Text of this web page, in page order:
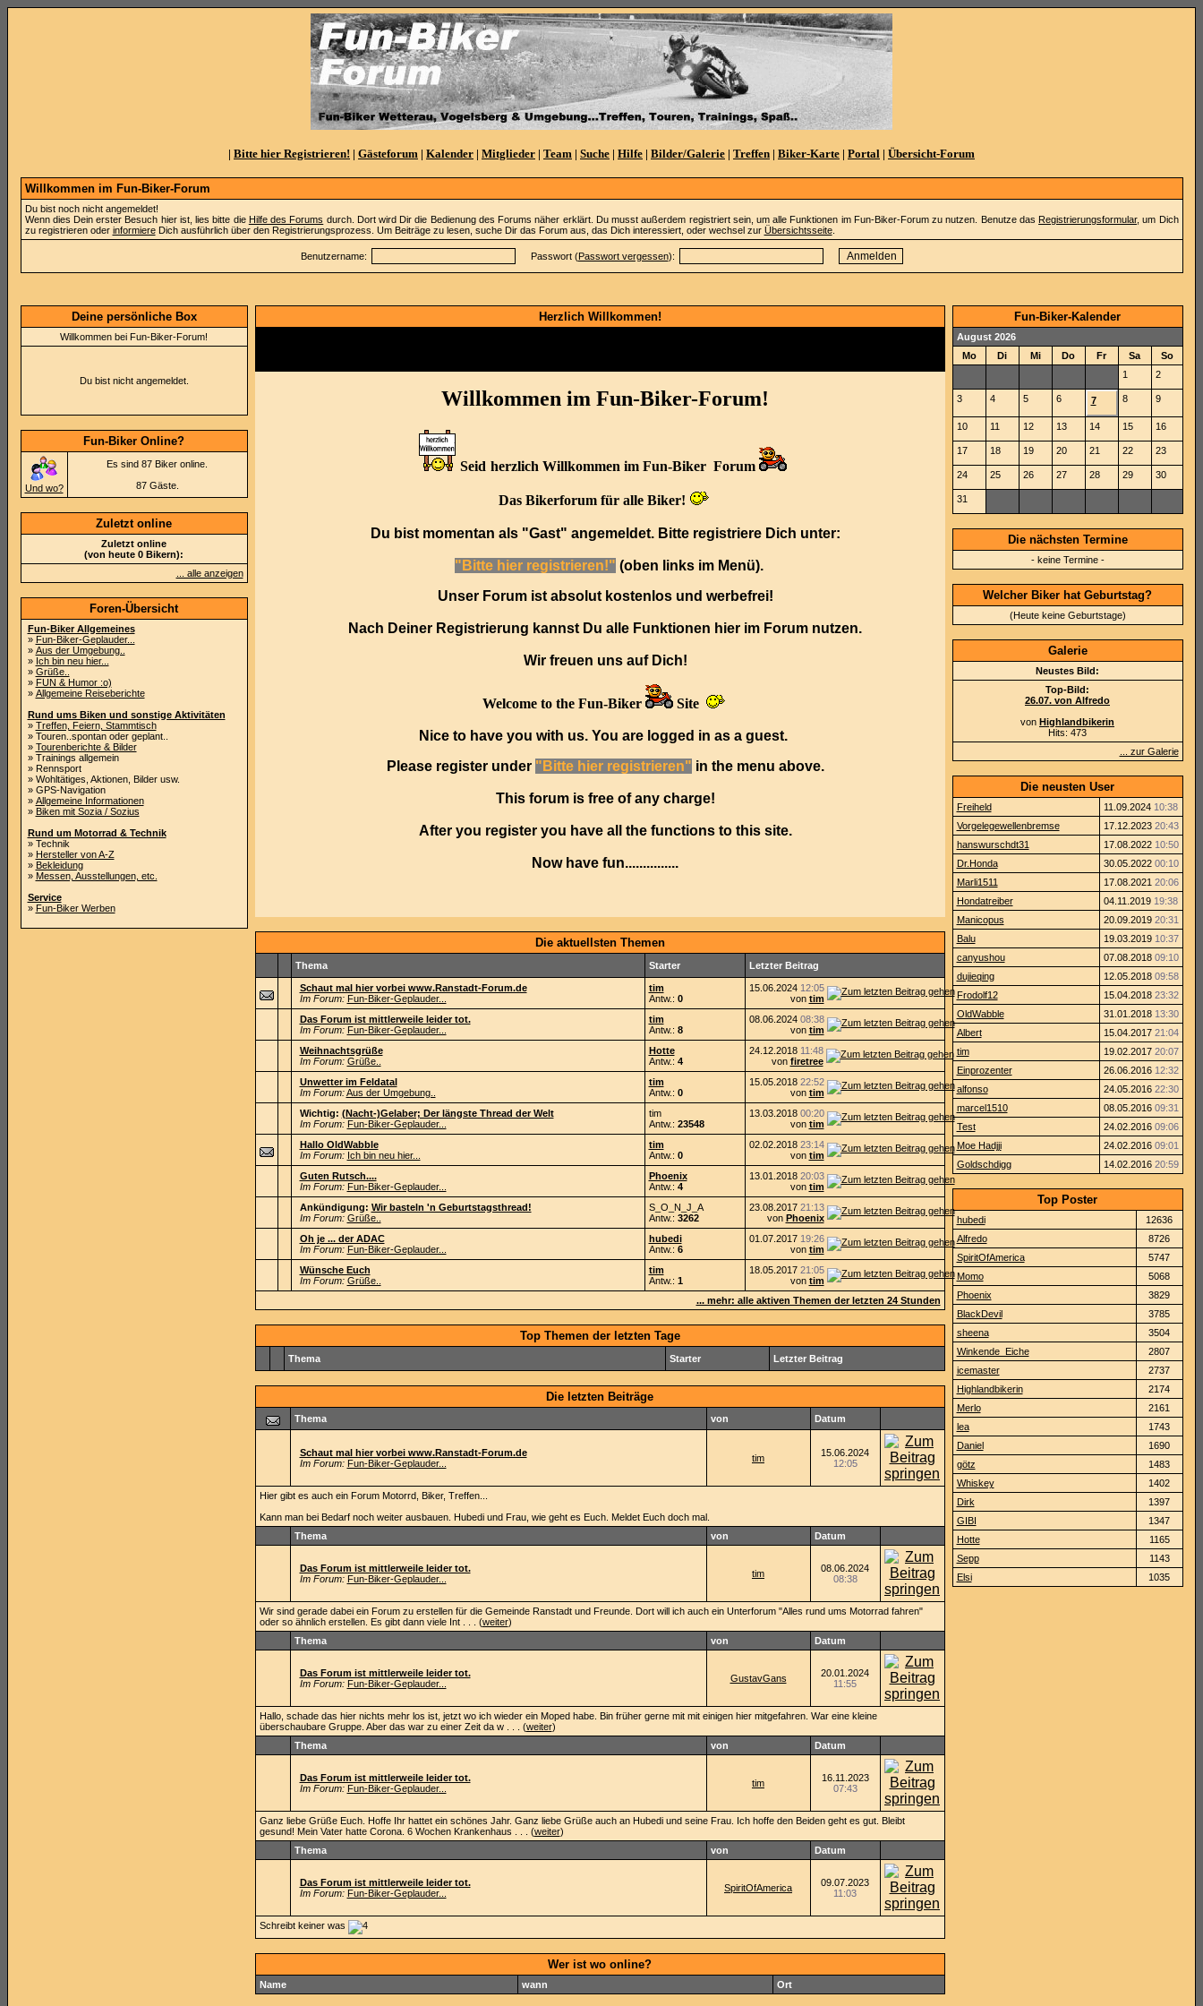
| Bitte hier Registrieren! | Gästeforum | Kalender | Mitglieder | Team | Suche | Hilfe | Bilder/Galerie | Treffen | Biker-Karte | Portal | Übersicht-Forum
Willkommen im Fun-Biker-Forum
Du bist noch nicht angemeldet!
Wenn dies Dein erster Besuch hier ist, lies bitte die Hilfe des Forums durch. Dort wird Dir die Bedienung des Forums näher erklärt. Du musst außerdem registriert sein, um alle Funktionen im Fun-Biker-Forum zu nutzen. Benutze dasRegistrierungsformular, um Dich
zu registrieren oder informiereDich ausführlich über den Registrierungsprozess. Um Beiträge zu lesen, suche Dir das Forum aus, das Dich interessiert, oder wechsel zur Übersichtsseite.
Benutzername: Passwort (Passwort vergessen):
Deine persönliche Box
Willkommen bei Fun-Biker-Forum!
Du bist nicht angemeldet.
Fun-Biker Online?
Und wo?
Es sind 87 Biker online.
87 Gäste.
Zuletzt online
Zuletzt online
(von heute 0 Bikern):
... alle anzeigen
Foren-Übersicht
Fun-Biker Allgemeines
» Fun-Biker-Geplauder...
» Aus der Umgebung..
» Ich bin neu hier...
» Grüße..
» FUN & Humor :o)
» Allgemeine Reiseberichte
Rund ums Biken und sonstige Aktivitäten
» Treffen, Feiern, Stammtisch
» Touren..spontan oder geplant..
» Tourenberichte & Bilder
» Trainings allgemein
» Rennsport
» Wohltätiges, Aktionen, Bilder usw.
» GPS-Navigation
» Allgemeine Informationen
» Biken mit Sozia / Sozius
Rund um Motorrad & Technik
» Technik
» Hersteller von A-Z
» Bekleidung
» Messen, Ausstellungen, etc.
Service
» Fun-Biker Werben
Herzlich Willkommen!
Willkommen im Fun-Biker-Forum!
Seid herzlich Willkommen im Fun-Biker Forum
Das Bikerforum für alle Biker!
Du bist momentan als "Gast" angemeldet. Bitte registriere Dich unter:
"Bitte hier registrieren!" (oben links im Menü).
Unser Forum ist absolut kostenlos und werbefrei!
Nach Deiner Registrierung kannst Du alle Funktionen hier im Forum nutzen.
Wir freuen uns auf Dich!
Welcome to the Fun-Biker Site
Nice to have you with us. You are logged in as a guest.
Please register under "Bitte hier registrieren" in the menu above.
This forum is free of any charge!
After you register you have all the functions to this site.
Now have fun...............
Die aktuellsten Themen
Thema Starter Letzter Beitrag
Schaut mal hier vorbei www.Ranstadt-Forum.de
Im Forum: Fun-Biker-Geplauder...
tim
Antw.: 0
15.06.2024 12:05
von tim
Das Forum ist mittlerweile leider tot.
Im Forum: Fun-Biker-Geplauder...
tim
Antw.: 8
08.06.2024 08:38
von tim
Weihnachtsgrüße
Im Forum: Grüße..
Hotte
Antw.: 4
24.12.2018 11:48
von firetree
Unwetter im Feldatal
Im Forum: Aus der Umgebung..
tim
Antw.: 0
15.05.2018 22:52
von tim
Wichtig: (Nacht-)Gelaber; Der längste Thread der Welt
Im Forum: Fun-Biker-Geplauder...
tim
Antw.: 23548
13.03.2018 00:20
von tim
Hallo OldWabble
Im Forum: Ich bin neu hier...
tim
Antw.: 0
02.02.2018 23:14
von tim
Guten Rutsch....
Im Forum: Fun-Biker-Geplauder...
Phoenix
Antw.: 4
13.01.2018 20:03
von tim
Ankündigung: Wir basteln 'n Geburtstagsthread!
Im Forum: Grüße..
S_O_N_J_A
Antw.: 3262
23.08.2017 21:13
von Phoenix
Oh je ... der ADAC
Im Forum: Fun-Biker-Geplauder...
hubedi
Antw.: 6
01.07.2017 19:26
von tim
Wünsche Euch
Im Forum: Grüße..
tim
Antw.: 1
18.05.2017 21:05
von tim
... mehr: alle aktiven Themen der letzten 24 Stunden
Top Themen der letzten Tage
Thema Starter Letzter Beitrag
Die letzten Beiträge
Thema von Datum
Schaut mal hier vorbei www.Ranstadt-Forum.de
Im Forum: Fun-Biker-Geplauder... tim
15.06.2024
12:05
Hier gibt es auch ein Forum Motorrd, Biker, Treffen...
Kann man bei Bedarf noch weiter ausbauen. Hubedi und Frau, wie geht es Euch. Meldet Euch doch mal.
Thema
von Datum
Das Forum ist mittlerweile leider tot.
Im Forum: Fun-Biker-Geplauder... tim
08.06.2024
08:38
Wir sind gerade dabei ein Forum zu erstellen für die Gemeinde Ranstadt und Freunde. Dort will ich auch ein Unterforum "Alles rund ums Motorrad fahren"
oder so ähnlich erstellen. Es gibt dann viele Int . . . (weiter)
Thema
von Datum
Das Forum ist mittlerweile leider tot.
Im Forum: Fun-Biker-Geplauder... GustavGans
20.01.2024
11:55
Hallo, schade das hier nichts mehr los ist, jetzt wo ich wieder ein Moped habe. Bin früher gerne mit mit einigen hier mitgefahren. War eine kleine
überschaubare Gruppe. Aber das war zu einer Zeit da w . . . (weiter)
Thema
von Datum
Das Forum ist mittlerweile leider tot.
Im Forum: Fun-Biker-Geplauder... tim
16.11.2023
07:43
Ganz liebe Grüße Euch. Hoffe Ihr hattet ein schönes Jahr. Ganz liebe Grüße auch an Hubedi und seine Frau. Ich hoffe den Beiden geht es gut. Bleibt
gesund! Mein Vater hatte Corona. 6 Wochen Krankenhaus . . . (weiter)
Thema
von Datum
Das Forum ist mittlerweile leider tot.
Im Forum: Fun-Biker-Geplauder... SpiritOfAmerica
09.07.2023
11:03
Schreibt keiner was
Wer ist wo online?
Name wann Ort
Fun-Biker-Kalender
August 2026
Mo
Di Mi Do Fr Sa
So
1
2
3 4 5 6 7 8 9
10 11 12 13 14 15 16
17 18 19 20 21 22 23
24 25 26 27 28 29 30
31
Die nächsten Termine
- keine Termine -
Welcher Biker hat Geburtstag?
(Heute keine Geburtstage)
Galerie
Neustes Bild:
Top-Bild:
26.07. von Alfredo
von Highlandbikerin
Hits: 473
... zur Galerie
Die neusten User
Freiheld 11.09.2024 10:38
Vorgelegewellenbremse
17.12.2023 20:43
hanswurschdt31
17.08.2022 10:50
Dr.Honda
30.05.2022 00:10
Marli1511
17.08.2021 20:06
Hondatreiber
04.11.2019 19:38
Manicopus
20.09.2019 20:31
Balu
19.03.2019 10:37
canyushou
07.08.2018 09:10
dujieqing
12.05.2018 09:58
Frodolf12
15.04.2018 23:32
OldWabble
31.01.2018 13:30
Albert
15.04.2017 21:04
tim
19.02.2017 20:07
Einprozenter
26.06.2016 12:32
alfonso
24.05.2016 22:30
marcel1510
08.05.2016 09:31
Test
24.02.2016 09:06
Moe Hadjji
24.02.2016 09:01
Goldschdigg
14.02.2016 20:59
Top Poster
hubedi
12636
Alfredo
8726
SpiritOfAmerica
5747
Momo
5068
Phoenix
3829
BlackDevil
3785
sheena
3504
Winkende_Eiche
2807
icemaster
2737
Highlandbikerin
2174
Merlo
2161
lea
1743
Daniel
1690
götz
1483
Whiskey
1402
Dirk
1397
GIBI
1347
Hotte
1165
Sepp
1143
Elsi
1035